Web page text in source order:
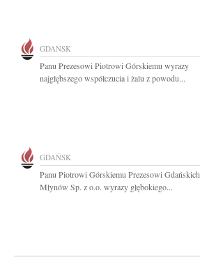
GDAŃSK
Panu Prezesowi Piotrowi Górskiemu wyrazy
najgłębszego współczucia i żalu z powodu...
GDAŃSK
Panu Piotrowi Górskiemu Prezesowi Gdańskich
Młynów Sp. z o.o. wyrazy głębokiego...